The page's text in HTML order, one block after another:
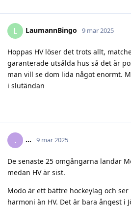
L LaumannBingo 9 mar 2025
Hoppas HV löser det trots allt,
garanterade utsålda hus så det är
man vill se dom lida något enormt.
i slutändan
. .​.​.​ 9 mar 2025
De senaste 25 omgångarna landar
medan HV är sist.
Modo är ett bättre hockeylag och
harmoni än HV. Det är bara ångest i